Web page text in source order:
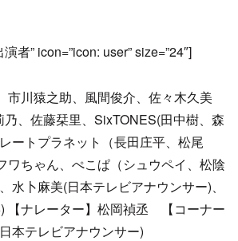
者” icon=”icon: user” size=”24″]
市川猿之助、風間俊介、佐々木久美
、佐藤栞里、SixTONES(田中樹、森
ートプラネット（長田庄平、松尾
ワちゃん、ぺこぱ（シュウペイ、松陰
水卜麻美(日本テレビアナウンサー)、
【ナレーター】松岡禎丞 【コーナー
本テレビアナウンサー)